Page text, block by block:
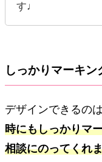
す♩
しっかりマーキン
デザインできるの
時にもしっかりマ
相談にのってくれ